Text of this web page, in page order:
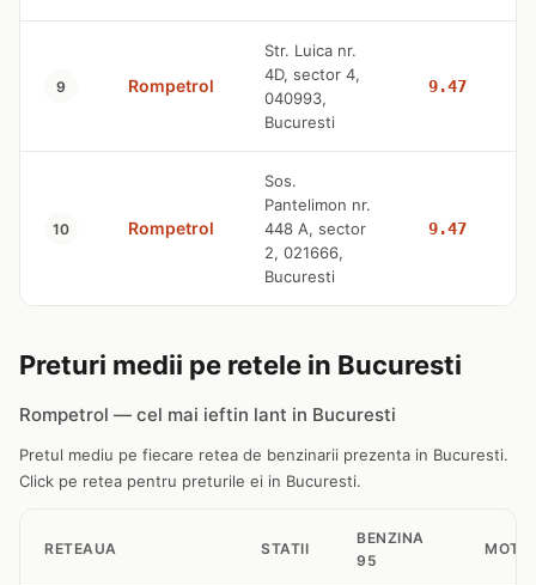
9 Rompetrol
Str. Luica nr.
4D, sector 4,
040993,
Bucuresti
9.47
10 Rompetrol
Sos.
Pantelimon nr.
448 A, sector
2, 021666,
Bucuresti
9.47
Preturi medii pe retele in Bucuresti
Rompetrol — cel mai ieftin lant in Bucuresti
Pretul mediu pe fiecare retea de benzinarii prezenta in Bucuresti.
Click pe retea pentru preturile ei in Bucuresti.
RETEAUA STATII
BENZINA
95